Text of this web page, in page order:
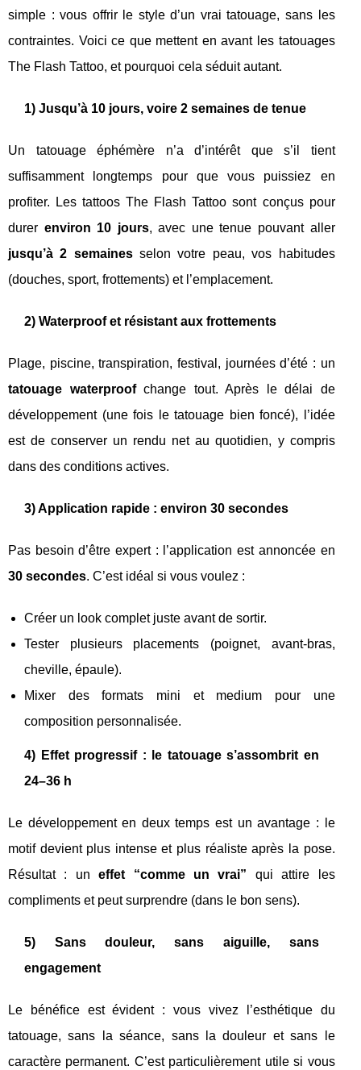
simple : vous offrir le style d’un vrai tatouage, sans les
contraintes. Voici ce que mettent en avant les tatouages
The Flash Tattoo, et pourquoi cela séduit autant.
1) Jusqu’à 10 jours, voire 2 semaines de tenue
Un tatouage éphémère n’a d’intérêt que s’il tient
suffisamment longtemps pour que vous puissiez en
profiter. Les tattoos The Flash Tattoo sont conçus pour
durer environ 10 jours, avec une tenue pouvant aller
jusqu’à 2 semainesselon votre peau, vos habitudes
(douches, sport, frottements) et l’emplacement.
2) Waterproof et résistant aux frottements
Plage, piscine, transpiration, festival, journées d’été : un
tatouage waterproofchange tout. Après le délai de
développement (une fois le tatouage bien foncé), l’idée
est de conserver un rendu net au quotidien, y compris
dans des conditions actives.
3) Application rapide : environ 30 secondes
Pas besoin d’être expert : l’application est annoncée en
30 secondes. C’est idéal si vous voulez :
Créer un look complet juste avant de sortir.
Tester plusieurs placements (poignet, avant-bras,
cheville, épaule).
Mixer des formats mini et medium pour une
composition personnalisée.
4) Effet progressif : le tatouage s’assombrit en
24–36 h
Le développement en deux temps est un avantage : le
motif devient plus intense et plus réaliste après la pose.
Résultat : uneffet “comme un vrai” qui attire les
compliments et peut surprendre (dans le bon sens).
5) Sans douleur, sans aiguille, sans
engagement
Le bénéfice est évident : vous vivez l’esthétique du
tatouage, sans la séance, sans la douleur et sans le
caractère permanent. C’est particulièrement utile si vous